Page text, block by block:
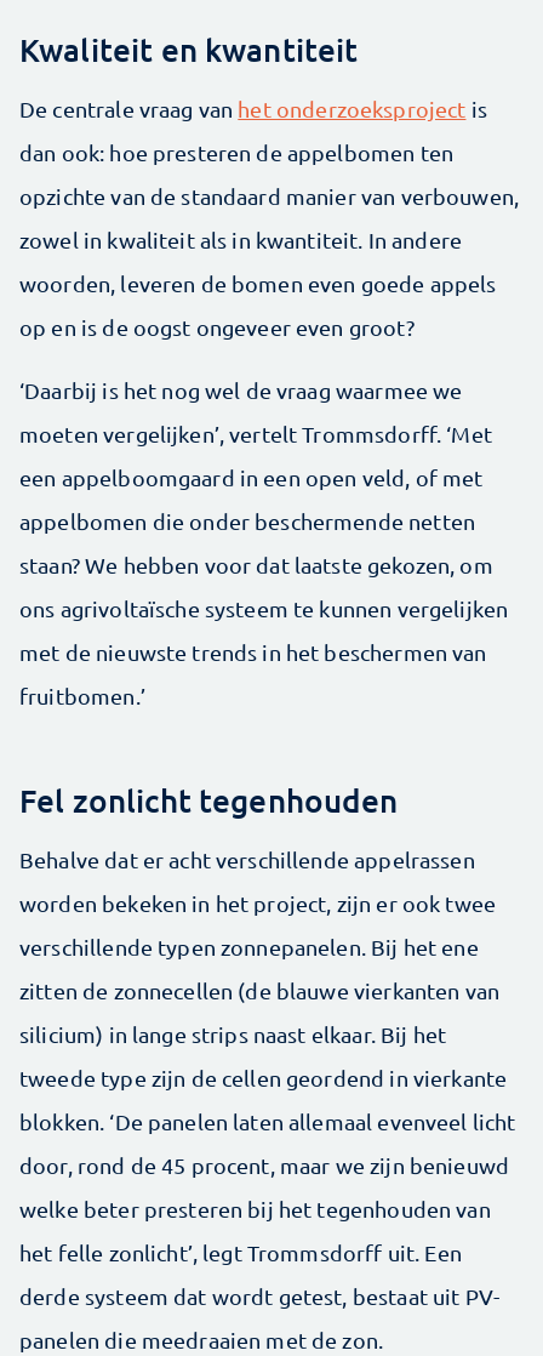
Kwaliteit en kwantiteit
De centrale vraag van het onderzoeksproject is
dan ook: hoe presteren de appelbomen ten
opzichte van de standaard manier van verbouwen,
zowel in kwaliteit als in kwantiteit. In andere
woorden, leveren de bomen even goede appels
op en is de oogst ongeveer even groot?
‘Daarbij is het nog wel de vraag waarmee we
moeten vergelijken’, vertelt Trommsdorff. ‘Met
een appelboomgaard in een open veld, of met
appelbomen die onder beschermende netten
staan? We hebben voor dat laatste gekozen, om
ons agrivoltaïsche systeem te kunnen vergelijken
met de nieuwste trends in het beschermen van
fruitbomen.’
Fel zonlicht tegenhouden
Behalve dat er acht verschillende appelrassen
worden bekeken in het project, zijn er ook twee
verschillende typen zonnepanelen. Bij het ene
zitten de zonnecellen (de blauwe vierkanten van
silicium) in lange strips naast elkaar. Bij het
tweede type zijn de cellen geordend in vierkante
blokken. ‘De panelen laten allemaal evenveel licht
door, rond de 45 procent, maar we zijn benieuwd
welke beter presteren bij het tegenhouden van
het felle zonlicht’, legt Trommsdorff uit. Een
derde systeem dat wordt getest, bestaat uit PV-
panelen die meedraaien met de zon.